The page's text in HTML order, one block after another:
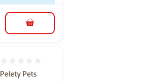
do košíka
Pelety Pets